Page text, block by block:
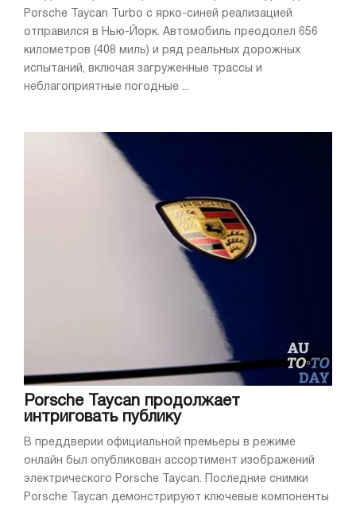
Porsche Taycan Turbo с ярко-синей реализацией
отправился в Нью-Йорк. Автомобиль преодолел 656
километров (408 миль) и ряд реальных дорожных
испытаний, включая загруженные трассы и
неблагоприятные погодные ...
Porsche Taycan продолжает
интриговать публику
В преддверии официальной премьеры в режиме
онлайн был опубликован ассортимент изображений
электрического Porsche Taycan. Последние снимки
Porsche Taycan демонстрируют ключевые компоненты